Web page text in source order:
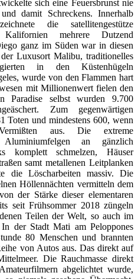
sich eine Feuersbrunst nie
damit Schreckens. Innerhalb
die satellitengestütze
mehrere Dutzend
ganz im Süden war in diesen
Luxusort Malibu, traditionelles
in den Küstenhügeln
wurde von den Flammen hart
mit Millionenwert fielen den
Paradise selbst wurden 9.700
Zum gegenwärtigen
Toten und mindestens 600, wenn
aus. Die extreme
an gänzlich
komplett schmelzen, Häuser
samt metallenen Leitplanken
die Löscharbeiten massiv. Die
Höllennächten vermitteln dem
der Stärke dieser elementaren
seit Frühsommer 2018 züngeln
Teilen der Welt, so auch im
der Stadt Mati am Peloppones
80 Menschen und brannten
von Autos aus. Das direkt auf
Die Rauchmasse direkt
abgelichtet wurde,